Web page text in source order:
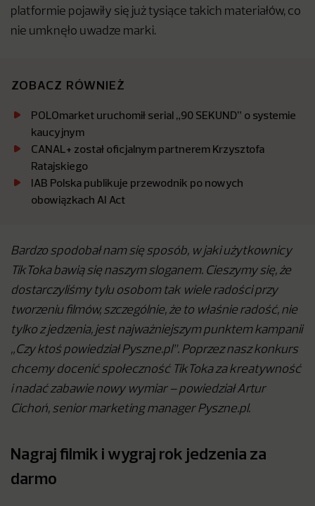
platformie pojawiły się już tysiące takich materiałów, co
nie umknęło uwadze marki.
ZOBACZ RÓWNIEŻ
POLOmarket uruchomił serial „90 SEKUND” o systemie
kaucyjnym
CANAL+ został oficjalnym partnerem Krzysztofa
Ratajskiego
IAB Polska publikuje przewodnik po nowych
obowiązkach AI Act
Bardzo spodobał nam się sposób, w jaki użytkownicy
TikToka bawią się naszym sloganem. Cieszymy się, że
dostarczyliśmy tylu osobom tak wiele radości przy
tworzeniu filmów, szczególnie, że to właśnie radość, nie
tylko z jedzenia, jest najważniejszym punktem kampanii
„Czy ktoś powiedział Pyszne.pl”. Poprzez nasz konkurs
chcemy docenić społeczność TikToka za kreatywność
i nadać zabawie nowy wymiar – powiedział Artur
Cichoń, senior marketing manager Pyszne.pl.
Nagraj filmik i wygraj rok jedzenia za
darmo